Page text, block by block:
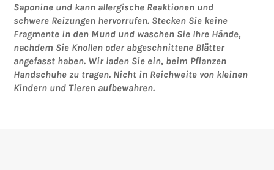
Saponine und kann allergische Reaktionen und
schwere Reizungen hervorrufen. Stecken Sie keine
Fragmente in den Mund und waschen Sie Ihre Hände,
nachdem Sie Knollen oder abgeschnittene Blätter
angefasst haben. Wir laden Sie ein, beim Pflanzen
Handschuhe zu tragen. Nicht in Reichweite von kleinen
Kindern und Tieren aufbewahren.